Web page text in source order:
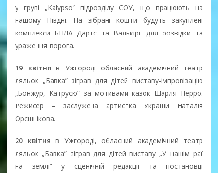
у групі „Kalypso” підрозділу СОУ, що працюють на
нашому Півдні. На зібрані кошти будуть закуплені
комплекси БПЛА Дартс та Валькірії для розвідки та
ураження ворога.
19 квітня в Ужгороді обласний академічний театр
ляльок „Бавка” зіграв для дітей виставу-імпровізацію
„Бонжур, Катрусю” за мотивами казок Шарля Перро.
Режисер – заслужена артистка України Наталія
Орєшнікова.
20 квітня в Ужгороді, обласний академічний театр
ляльок „Бавка” зіграв для дітей виставу „У нашім раї
на землі” у сценічній редакції та постановці